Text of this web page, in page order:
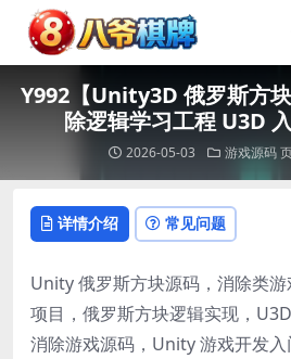
Y992【Unity3D 俄罗斯方
除逻辑学习工程 U3D
2026-05-03 游戏源码
详情介绍 常见问题
Unity 俄罗斯方块源码，消除类
项目，俄罗斯方块逻辑实现，
消除游戏源码，Unity 游戏开发